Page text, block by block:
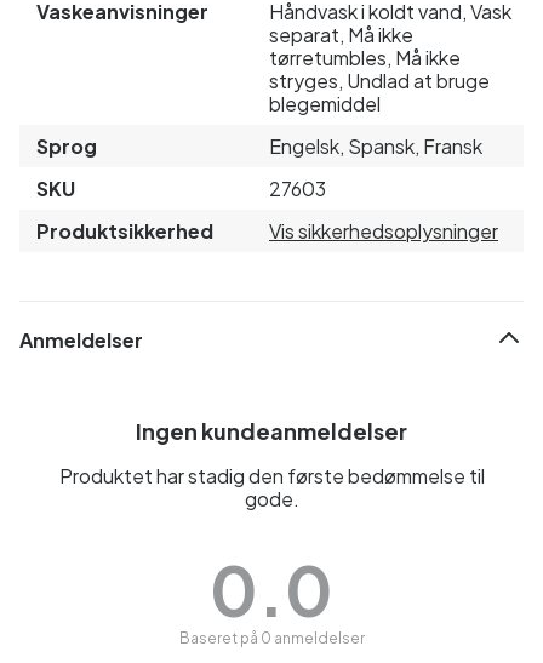
Vaskeanvisninger
Håndvask i koldt vand, Vask
separat, Må ikke
tørretumbles, Må ikke
stryges, Undlad at bruge
blegemiddel
Sprog
Engelsk, Spansk, Fransk
SKU
27603
Produktsikkerhed
Vis sikkerhedsoplysninger
Anmeldelser
Ingen kundeanmeldelser
Produktet har stadig den første bedømmelse til
gode.
0.0
Baseret på 0 anmeldelser